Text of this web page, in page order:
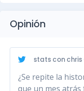
Opinión
stats con chris
¿Se repite la
que un mes